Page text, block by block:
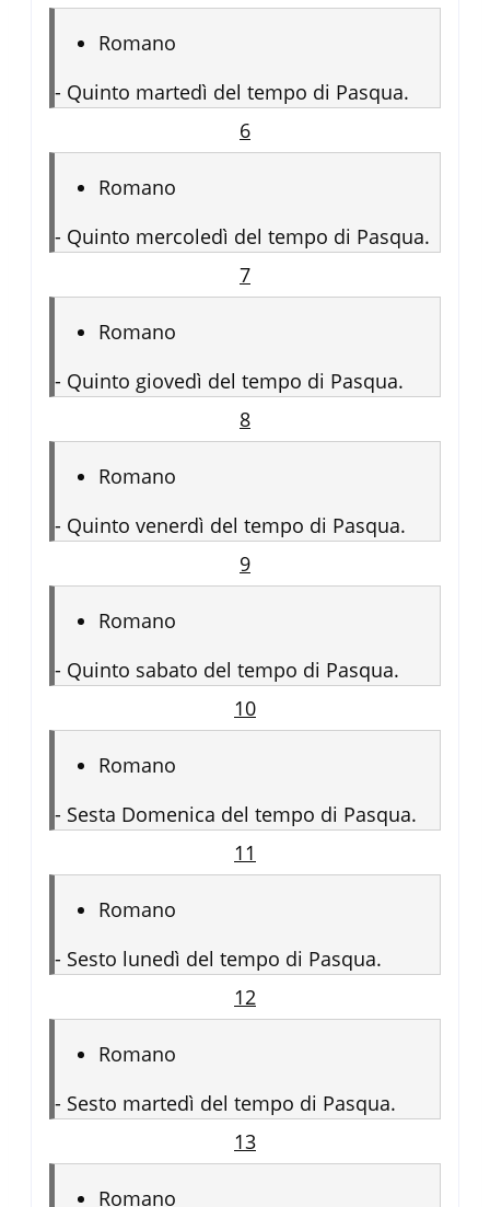
Romano
- Quinto martedì del tempo di Pasqua.
6
Romano
- Quinto mercoledì del tempo di Pasqua.
7
Romano
- Quinto giovedì del tempo di Pasqua.
8
Romano
- Quinto venerdì del tempo di Pasqua.
9
Romano
- Quinto sabato del tempo di Pasqua.
10
Romano
- Sesta Domenica del tempo di Pasqua.
11
Romano
- Sesto lunedì del tempo di Pasqua.
12
Romano
- Sesto martedì del tempo di Pasqua.
13
Romano